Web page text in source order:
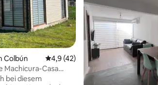
Colbún Durchschnittliche Bewertung: 4,9
4,9 (42)
Machicura-Casa
Machicura-Casa
bei diesem